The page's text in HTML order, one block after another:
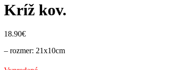
Kríž kov.
18.90€
– rozmer: 21x10cm